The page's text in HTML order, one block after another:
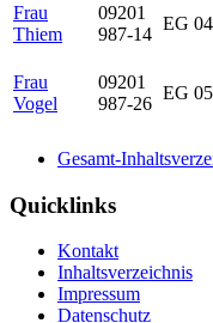
Frau
Thiem
09201
987-14
EG 04
Frau
Vogel
09201
987-26
EG 05
Gesamt-
Quicklinks
Kontakt
Inhaltsverzeichnis
Impressum
Datenschutz